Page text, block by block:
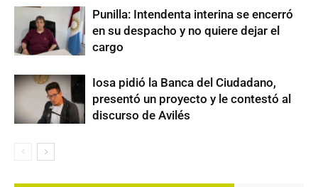
Punilla: Intendenta interina se encerró
en su despacho y no quiere dejar el
cargo
Iosa pidió la Banca del Ciudadano,
presentó un proyecto y le contestó al
discurso de Avilés